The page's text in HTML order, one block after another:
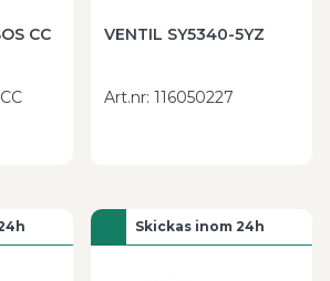
CC VENTIL SY5340-5YZ
Art.nr: 116050227
Skickas inom 24h